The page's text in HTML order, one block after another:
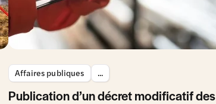
Affaires publiques ...
Publication d’un décret modificatif des